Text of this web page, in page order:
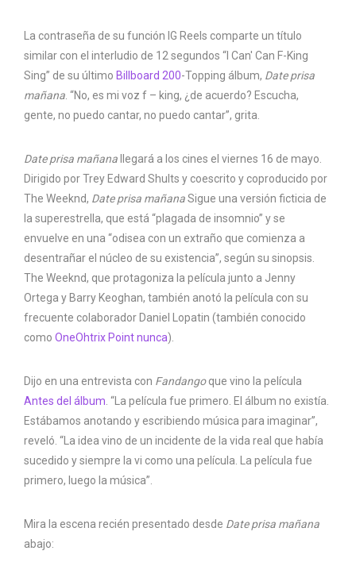
La contraseña de su función IG Reels comparte un título
similar con el interludio de 12 segundos “I Can' Can F-King
Sing” de su último Billboard 200-Topping álbum, Date prisa
mañana. “No, es mi voz f – king, ¿de acuerdo? Escucha,
gente, no puedo cantar, no puedo cantar”, grita.
Date prisa mañana
llegará a los cines el viernes 16 de mayo.
Dirigido por Trey Edward Shults y coescrito y coproducido por
The Weeknd, Date prisa mañanaSigue una versión ficticia de
la superestrella, que está “plagada de insomnio” y se
envuelve en una “odisea con un extraño que comienza a
desentrañar el núcleo de su existencia”, según su sinopsis.
The Weeknd, que protagoniza la película junto a Jenny
Ortega y Barry Keoghan, también anotó la película con su
frecuente colaborador Daniel Lopatin (también conocido
como OneOhtrix Point nunca).
Dijo en una entrevista con Fandangoque vino la película
Antes del álbum. “La película fue primero. El álbum no existía.
Estábamos anotando y escribiendo música para imaginar”,
reveló. “La idea vino de un incidente de la vida real que había
sucedido y siempre la vi como una película. La película fue
primero, luego la música”.
Mira la escena recién presentado desde Date prisa mañana
abajo: